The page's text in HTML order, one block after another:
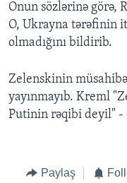
Onun sözlərinə görə,
O, Ukrayna tərəfinin
olmadığını bildirib.
Zelenskinin
yayınmayıb. Kreml
Putinin rəqibi deyil" -
Paylaş